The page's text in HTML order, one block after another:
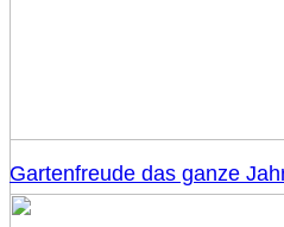
Gartenfreude das ganze